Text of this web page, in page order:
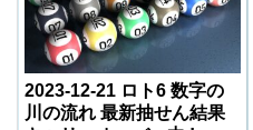
2023-12-21 ロト6 数字の
川の流れ 最新抽せん結果